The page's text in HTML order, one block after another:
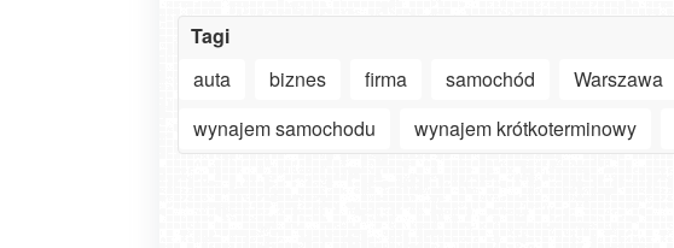
Tagi
auta
biznes firma samochód Warszawa
wynajem samochodu
wynajem krótkoterminowy